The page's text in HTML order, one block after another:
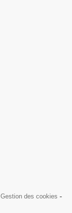
Gestion des cookies